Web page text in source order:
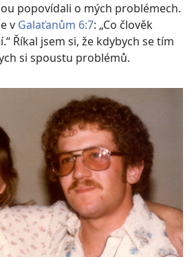
popovídali o mých problémech.
v Galaťanům 6:7: „Co člověk
Říkal jsem si, že kdybych se tím
si spoustu problémů.